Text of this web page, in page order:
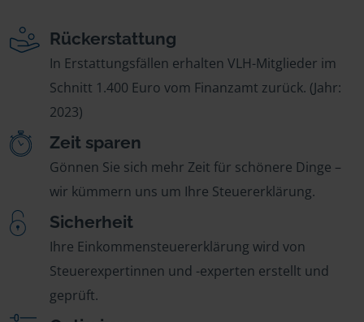
Rückerstattung
In Erstattungsfällen erhalten VLH-Mitglieder im
Schnitt 1.400 Euro vom Finanzamt zurück. (Jahr:
2023)
Zeit sparen
Gönnen Sie sich mehr Zeit für schönere Dinge –
wir kümmern uns um Ihre Steuererklärung.
Sicherheit
Ihre Einkommensteuererklärung wird von
Steuerexpertinnen und -experten erstellt und
geprüft.